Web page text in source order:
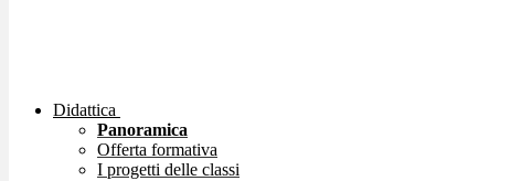
Didattica
Panoramica
Offerta formativa
I progetti delle classi